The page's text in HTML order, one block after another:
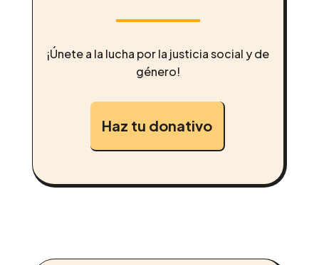
¡Únete a la lucha por la justicia social y de
género!
Haz tu donativo